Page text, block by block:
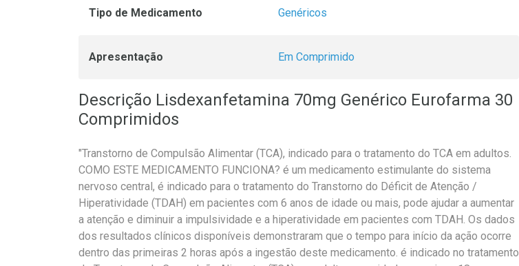
Tipo de Medicamento Genéricos
Apresentação Em Comprimido
Descrição Lisdexanfetamina 70mg Genérico Eurofarma 30
Comprimidos
"Transtorno de Compulsão Alimentar (TCA), indicado para o tratamento do TCA em adultos.
COMO ESTE MEDICAMENTO FUNCIONA? é um medicamento estimulante do sistema
nervoso central, é indicado para o tratamento do Transtorno do Déficit de Atenção /
Hiperatividade (TDAH) em pacientes com 6 anos de idade ou mais, pode ajudar a aumentar
a atenção e diminuir a impulsividade e a hiperatividade em pacientes com TDAH. Os dados
dos resultados clínicos disponíveis demonstraram que o tempo para início da ação ocorre
dentro das primeiras 2 horas após a ingestão deste medicamento. é indicado no tratamento